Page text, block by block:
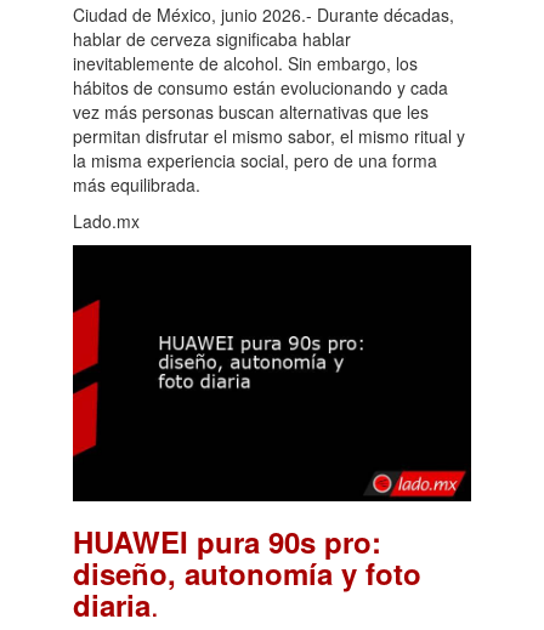
Ciudad de México, junio 2026.- Durante décadas,
hablar de cerveza significaba hablar
inevitablemente de alcohol. Sin embargo, los
hábitos de consumo están evolucionando y cada
vez más personas buscan alternativas que les
permitan disfrutar el mismo sabor, el mismo ritual y
la misma experiencia social, pero de una forma
más equilibrada.
Lado.mx
HUAWEI pura 90s pro:
diseño, autonomía y foto
diaria.